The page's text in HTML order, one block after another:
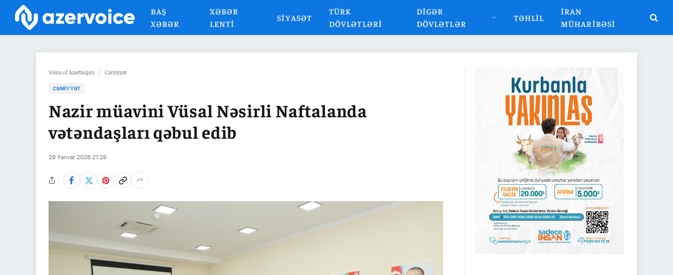
BAŞ
XƏBƏR
XƏBƏR
LENTI
SIYASƏT
TÜRK
DÖVLƏTLƏRI
DIGƏR
DÖVLƏTLƏR
TƏHLIL
İRAN
MÜHARIBƏSI
Voice of Azerbaijan / Cəmiyyət
CƏMIYYƏT
Nazir müavini Vüsal Nəsirli Naftalanda
vətəndaşları qəbul edib
29 Yanvar 2026 21:26